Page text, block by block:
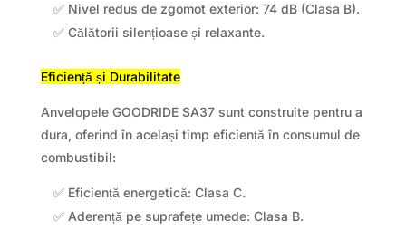
✅ Nivel redus de zgomot exterior: 74 dB (Clasa B).
✅ Călătorii silențioase și relaxante.
Eficiență și Durabilitate
Anvelopele GOODRIDE SA37 sunt construite pentru a
dura, oferind în același timp eficiență în consumul de
combustibil:
✅ Eficiență energetică: Clasa C.
✅ Aderență pe suprafețe umede: Clasa B.